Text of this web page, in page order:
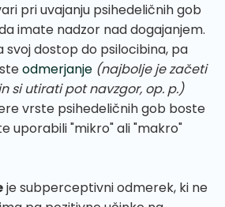
pri uvajanju psihedeličnih gob
imate nadzor nad dogajanjem.
svoj dostop do psilocibina, pa
odmerjanje (najbolje je začeti
si utirati pot navzgor, op. p.)
vrste psihedeličnih gob boste
uporabili "mikro" ali "makro"
je subperceptivni odmerek, ki ne